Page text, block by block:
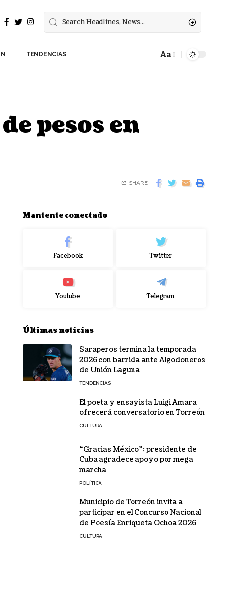
TENDENCIAS Aa
pesos en
SHARE
Mantente conectado
Facebook Twitter
Youtube Telegram
Últimas noticias
Saraperos termina la temporada
2026 con barrida ante Algodoneros
de Unión Laguna
TENDENCIAS
El poeta y ensayista Luigi Amara
ofrecerá conversatorio en Torreón
CULTURA
“Gracias México”: presidente de
Cuba agradece apoyo por mega
marcha
POLÍTICA
Municipio de Torreón invita a
participar en el Concurso Nacional
de Poesía Enriqueta Ochoa 2026
CULTURA